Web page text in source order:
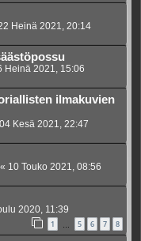
Heinä 2021, 20:14
Heinä 2021, 15:06
ilmakuvien
04 Kesä 2021, 22:47
10 Touko 2021, 08:56
2020, 11:39
1 5 6 7 8